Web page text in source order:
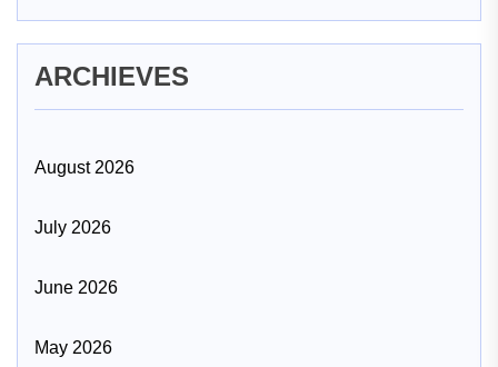
ARCHIEVES
August 2026
July 2026
June 2026
May 2026